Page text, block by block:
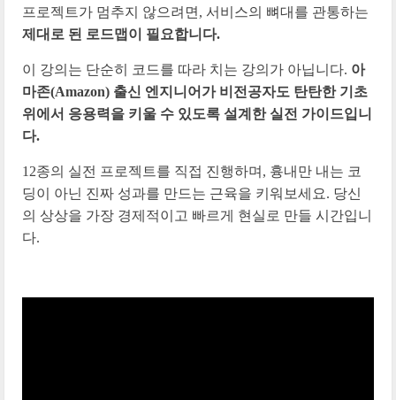
프로젝트가 멈추지 않으려면, 서비스의 뼈대를 관통하는
제대로 된 로드맵이 필요합니다.
이 강의는 단순히 코드를 따라 치는 강의가 아닙니다. 아
마존(Amazon) 출신 엔지니어가 비전공자도 탄탄한 기초
위에서 응용력을 키울 수 있도록 설계한 실전 가이드입니
다.
12종의 실전 프로젝트를 직접 진행하며, 흉내만 내는 코
딩이 아닌 진짜 성과를 만드는 근육을 키워보세요. 당신
의 상상을 가장 경제적이고 빠르게 현실로 만들 시간입니
다.